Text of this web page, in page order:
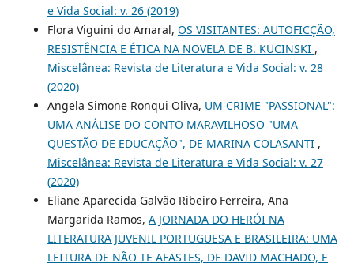
e Vida Social: v. 26 (2019)
Flora Viguini do Amaral, OS VISITANTES: AUTOFICÇÃO,
RESISTÊNCIA E ÉTICA NA NOVELA DE B. KUCINSKI ,
Miscelânea: Revista de Literatura e Vida Social: v. 28
(2020)
Angela Simone Ronqui Oliva, UM CRIME "PASSIONAL":
UMA ANÁLISE DO CONTO MARAVILHOSO "UMA
QUESTÃO DE EDUCAÇÃO", DE MARINA COLASANTI ,
Miscelânea: Revista de Literatura e Vida Social: v. 27
(2020)
Eliane Aparecida Galvão Ribeiro Ferreira, Ana
Margarida Ramos, A JORNADA DO HERÓI NA
LITERATURA JUVENIL PORTUGUESA E BRASILEIRA: UMA
LEITURA DE NÃO TE AFASTES, DE DAVID MACHADO, E